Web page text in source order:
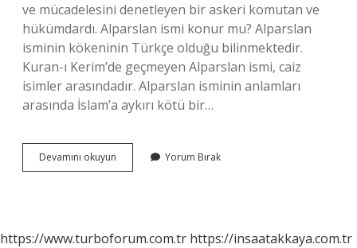
ve mücadelesini denetleyen bir askeri komutan ve
hükümdardı. Alparslan ismi konur mu? Alparslan
isminin kökeninin Türkçe olduğu bilinmektedir.
Kuran-ı Kerim’de geçmeyen Alparslan ismi, caiz
isimler arasındadır. Alparslan isminin anlamları
arasında İslam’a aykırı kötü bir…
Devamını okuyun Alparslan
Mı
Yorum Bırak
https://www.turboforum.com.tr https://insaatakkaya.com.tr